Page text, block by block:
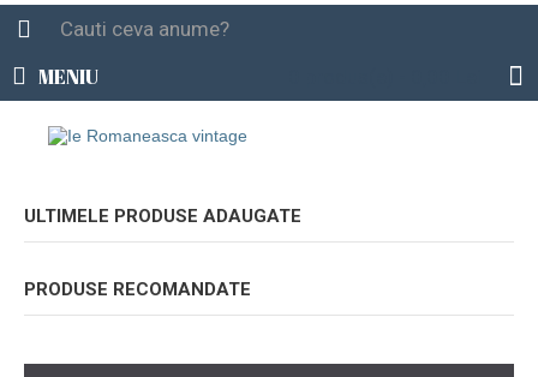
MENIU
ULTIMELE PRODUSE ADAUGATE
PRODUSE RECOMANDATE